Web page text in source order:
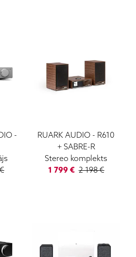
-
RUARK AUDIO - R610
+ SABRE-R
Stereo komplekts
1 799€ 2 198€